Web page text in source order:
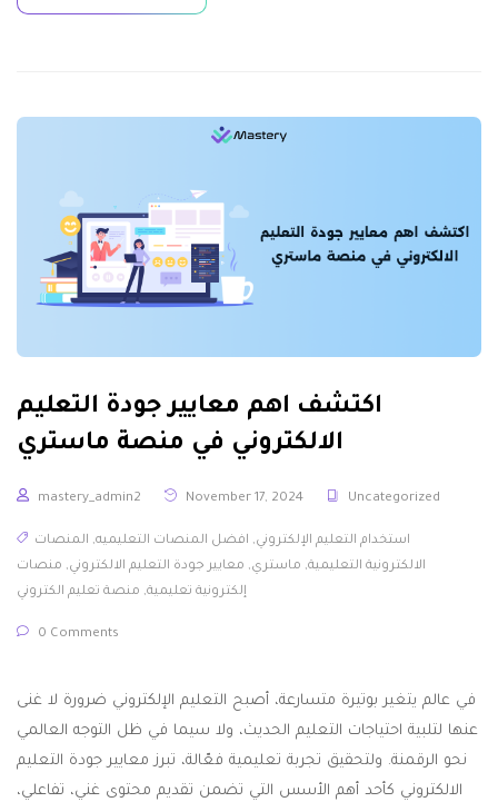
اكتشف اهم معايير جودة التعليم
الالكتروني في منصة ماستري
mastery_admin2 November 17, 2024 Uncategorized
استخدام التعليم الإلكتروني, افضل المنصات التعليميه, المنصات
الالكترونية التعليمية, ماستري, معايير جودة التعليم الالكتروني, منصات
إلكترونية تعليمية, منصة تعليم الكتروني
0 Comments
في عالم يتغير بوتيرة متسارعة، أصبح التعليم الإلكتروني ضرورة لا غنى
عنها لتلبية احتياجات التعليم الحديث، ولا سيما في ظل التوجه العالمي
نحو الرقمنة. ولتحقيق تجربة تعليمية فعّالة، تبرز معايير جودة التعليم
الالكتروني كأحد أهم الأسس التي تضمن تقديم محتوى غني، تفاعلي،